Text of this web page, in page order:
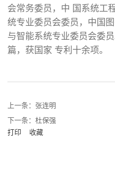
会常务委员，中 国系统工
统专业委员会委员，中国
与智能系统专业委员会委
篇，获国家 专利十余项。
上一条： 张连明
下一条： 杜保强
打印 收藏